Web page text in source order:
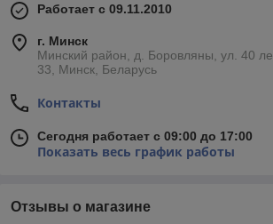
Работает с 09.11.2010
г. Минск
Минский район, д. Боровляны, ул. 40
33, Минск, Беларусь
Контакты
Сегодня работает с 09:00 до 17:00
Показать весь график работы
Отзывы о магазине